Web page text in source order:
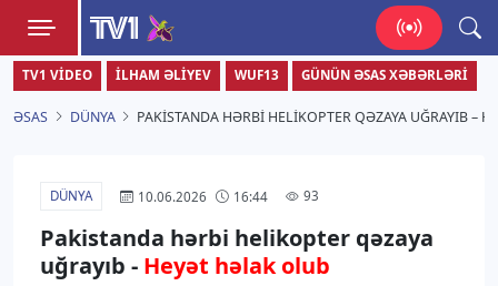
TV1
Zamanı bizimlə yaşa!
TV1 VIDEO İLHAM ƏLIYEV WUF13 GÜNÜN ƏSAS XƏBƏRLƏRI
ƏSAS DÜNYA PAKISTANDA HƏRBI HELIKOPTER QƏZAYA UĞRAYIB –
DÜNYA 10.06.2026 16:44 93
Pakistanda hərbi helikopter qəzaya
uğrayıb - Heyət həlak olub